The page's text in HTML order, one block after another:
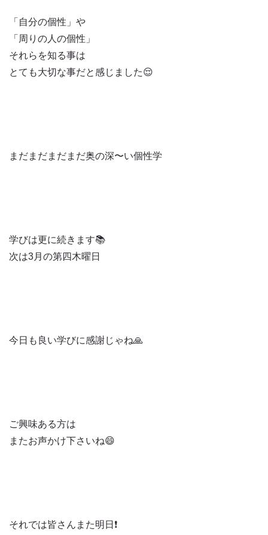
「自分の個性」や
「周りの人の個性」
それらを知る事は
とても大切な事だと感じました😌
まだまだまだまだ奥の深〜い個性学
学びは更に続きます📚
次は3月の第四木曜日
今日も良い学びに感謝じゃね🙏
ご興味ある方は
またお声かけ下さいね😄
それでは皆さんまた明日❗️